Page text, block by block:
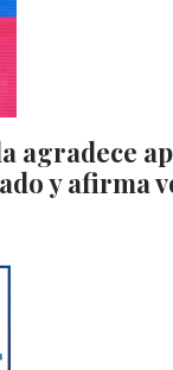
agradece
y afirma